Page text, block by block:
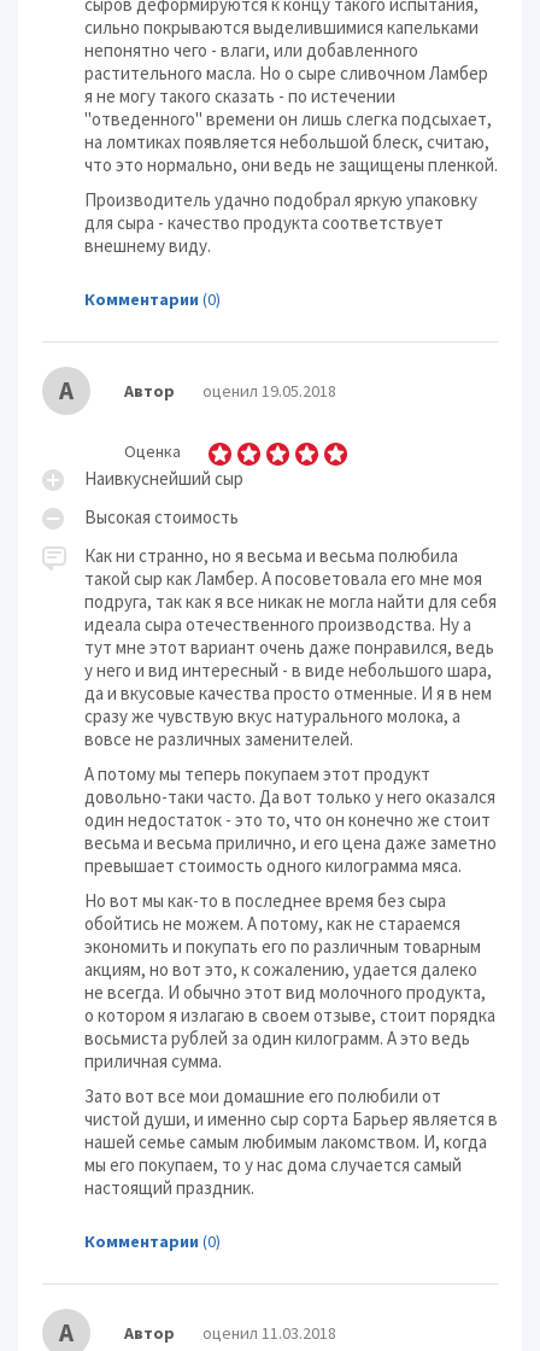
сыров деформируются к концу такого испытания,
сильно покрываются выделившимися капельками
непонятно чего - влаги, или добавленного
растительного масла. Но о сыре сливочном Ламбер
я не могу такого сказать - по истечении
"отведенного" времени он лишь слегка подсыхает,
на ломтиках появляется небольшой блеск, считаю,
что это нормально, они ведь не защищены пленкой.
Производитель удачно подобрал яркую упаковку
для сыра - качество продукта соответствует
внешнему виду.
Комментарии (0)
А Автор оценил 19.05.2018
Оценка
Наивкуснейший сыр
Высокая стоимость
Как ни странно, но я весьма и весьма полюбила
такой сыр как Ламбер. А посоветовала его мне моя
подруга, так как я все никак не могла найти для себя
идеала сыра отечественного производства. Ну а
тут мне этот вариант очень даже понравился, ведь
у него и вид интересный - в виде небольшого шара,
да и вкусовые качества просто отменные. И я в нем
сразу же чувствую вкус натурального молока, а
вовсе не различных заменителей.
А потому мы теперь покупаем этот продукт
довольно-таки часто. Да вот только у него оказался
один недостаток - это то, что он конечно же стоит
весьма и весьма прилично, и его цена даже заметно
превышает стоимость одного килограмма мяса.
Но вот мы как-то в последнее время без сыра
обойтись не можем. А потому, как не стараемся
экономить и покупать его по различным товарным
акциям, но вот это, к сожалению, удается далеко
не всегда. И обычно этот вид молочного продукта,
о котором я излагаю в своем отзыве, стоит порядка
восьмиста рублей за один килограмм. А это ведь
приличная сумма.
Зато вот все мои домашние его полюбили от
чистой души, и именно сыр сорта Барьер является в
нашей семье самым любимым лакомством. И, когда
мы его покупаем, то у нас дома случается самый
настоящий праздник.
Комментарии (0)
А Автор оценил 11.03.2018